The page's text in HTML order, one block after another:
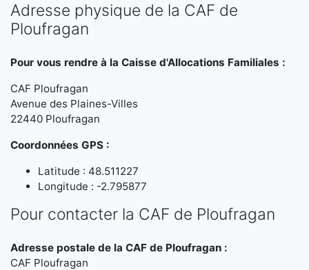
Adresse physique de la CAF de
Ploufragan
Pour vous rendre à la Caisse d'Allocations Familiales :
CAF Ploufragan
Avenue des Plaines-Villes
22440 Ploufragan
Coordonnées GPS :
Latitude : 48.511227
Longitude : -2.795877
Pour contacter la CAF de Ploufragan
Adresse postale de la CAF de Ploufragan :
CAF Ploufragan